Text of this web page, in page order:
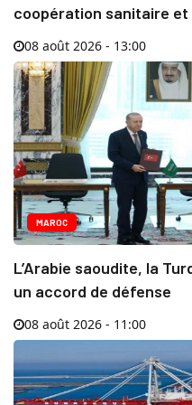
coopération sanitaire
08 août 2026 - 13:00
MAROC
L’Arabie saoudite, la
un accord de défense
08 août 2026 - 11:00